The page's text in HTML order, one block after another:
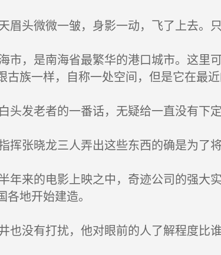
眉头微微一皱，身影一动，飞了上去。
市，是南海省最繁华的港口城市。这里
古族一样，自称一处空间，但是它在最
头发老者的一番话，无疑给一直没有下定
挥张晓龙三人弄出这些东西的确是为了
年来的电影上映之中，奇迹公司的强大
各地开始建造。
也没有打扰，他对眼前的人了解程度比谁